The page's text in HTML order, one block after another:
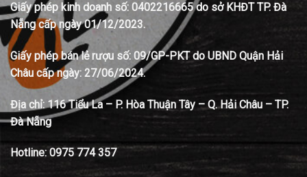
Giấy phép kinh doanh số: 0402216665 do sở KHĐT TP. Đà
Nẵng cấp ngày 01/12/2023.
Giấy phép bán lẻ rượu số: 09/GP-PKT do UBND Quận Hải
Châu cấp ngày: 27/06/2024.
Địa chỉ: 116 Tiểu La – P. Hòa Thuận Tây – Q. Hải Châu – TP.
Đà Nẵng
Hotline: 0975 774 357